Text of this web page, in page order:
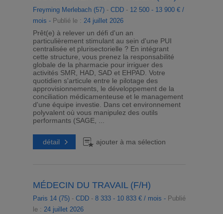
Freyming Merlebach (57)- CDD - 12 500 - 13 900 € /
mois - Publié le : 24 juillet 2026
Prêt(e) à relever un défi d'un an
particulièrement stimulant au sein d'une PUI
centralisée et plurisectorielle ? En intégrant
cette structure, vous prenez la responsabilité
globale de la pharmacie pour irriguer des
activités SMR, HAD, SAD et EHPAD. Votre
quotidien s'articule entre le pilotage des
approvisionnements, le développement de la
conciliation médicamenteuse et le management
d'une équipe investie. Dans cet environnement
polyvalent où vous manipulez des outils
performants (SAGE, ...
détail ajouter à ma sélection
MÉDECIN DU TRAVAIL (F/H)
Paris 14 (75)- CDD - 8 333 - 10 833 € / mois - Publié
le : 24 juillet 2026